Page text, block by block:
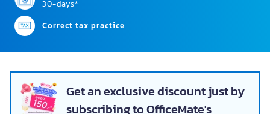
30-days*
Correct tax practice
Get an exclusive discount just by
subscribing to OfficeMate's